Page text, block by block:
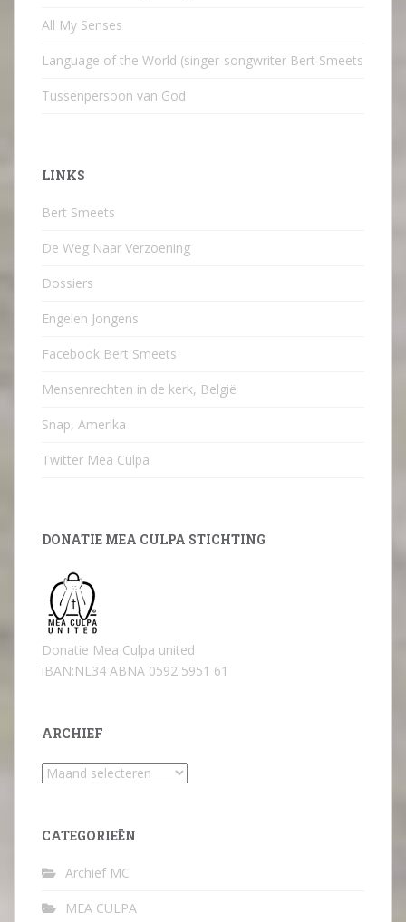
All My Senses
Language of the World (singer-songwriter Bert Smeets
Tussenpersoon van God
LINKS
Bert Smeets
De Weg Naar Verzoening
Dossiers
Engelen Jongens
Facebook Bert Smeets
Mensenrechten in de kerk, België
Snap, Amerika
Twitter Mea Culpa
DONATIE MEA CULPA STICHTING
Donatie Mea Culpa united
iBAN:NL34 ABNA 0592 5951 61
ARCHIEF
Archief
CATEGORIEËN
Archief MC
MEA CULPA